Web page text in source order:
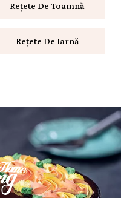
Rețete De Toamnă
Rețete De Iarnă